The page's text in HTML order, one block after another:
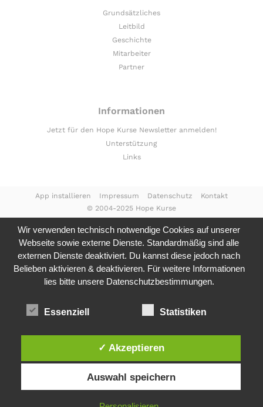
Grundsätzliches
Leitbild
Geschichte
Mitarbeiter
Partner
Informationen
Jetzt für den Hope Kurse Newsletter anmelden!
Unterstützung
Links
© 2004-2025 Hope Kurse
App installieren Impressum Datenschutz Kontakt
Wir verwenden technisch notwendige Cookies auf unserer
Webseite sowie externe Dienste. Standardmäßig sind alle
externen Dienste deaktiviert. Du kannst diese jedoch nach
Belieben aktivieren & deaktivieren. Für weitere Informationen
lies bitte unsere Datenschutzbestimmungen.
Essenziell Statistiken
✓ Akzeptieren
Auswahl speichern